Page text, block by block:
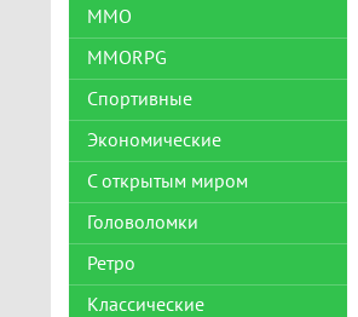
ММО
MMORPG
Спортивные
Экономические
С открытым миром
Головоломки
Ретро
Классические